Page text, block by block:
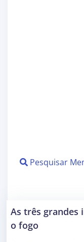
Pesquisar
As três grandes
o fogo